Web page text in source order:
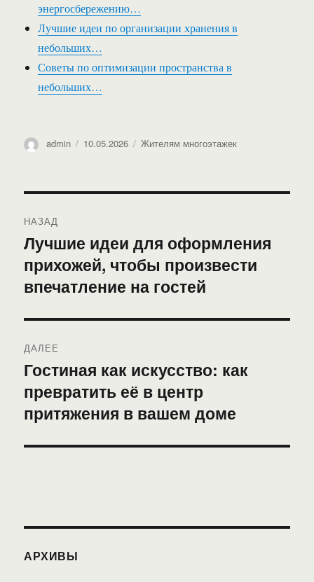
энергосбережению…
Лучшие идеи по организации хранения в
небольших…
Советы по оптимизации пространства в
небольших…
Автор
admin Опубликовано
10.05.2026 Рубрики
Жителям многоэтажек
по
записям
НАЗАД
Предыдущая
запись:
Лучшие идеи для оформления
прихожей, чтобы произвести
впечатление на гостей
ДАЛЕЕ
Следующая
запись:
Гостиная как искусство: как
превратить её в центр
притяжения в вашем доме
АРХИВЫ